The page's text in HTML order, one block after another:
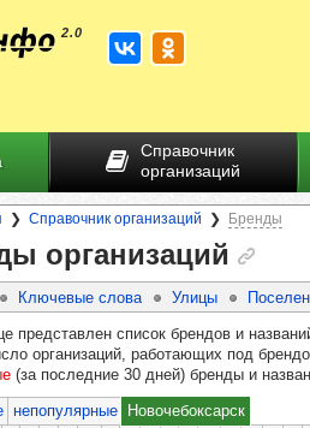
Справочник организаций Бренды
организаций
Ключевые слова Улицы
представлен список брендов и
организаций, работающих под
(за последние 30 дней) бренды и
непопулярные Новочебоксарск
Справочник
организаций